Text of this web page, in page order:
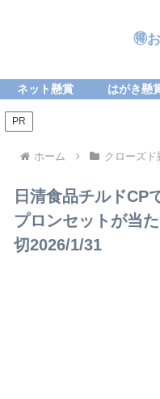
🉐
ネット懸賞 はがき懸
PR
ホーム クローズド
日清食品チルドCP
プロンセットが当
切2026/1/31